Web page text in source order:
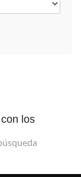
los